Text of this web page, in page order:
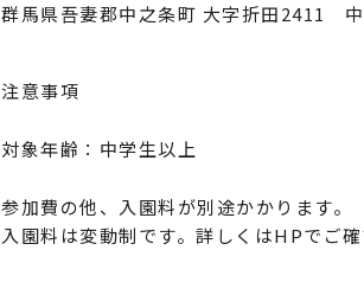
群馬県吾妻郡中之条町 大字折田2411
注意事項
対象年齢：中学生以上
参加費の他、入園料が別途かかります。
入園料は変動制です。詳しくはHPでご確